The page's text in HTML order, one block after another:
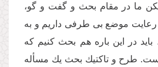
لكن ما در مقام بحث و گفت و گو،
موضع بى طرفى داریم و به
در این باره هم بحث كنیم كه
طرح و تاكتیك بحث یك مسأله